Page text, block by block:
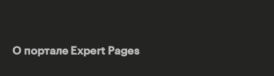
О портале Expert Pages